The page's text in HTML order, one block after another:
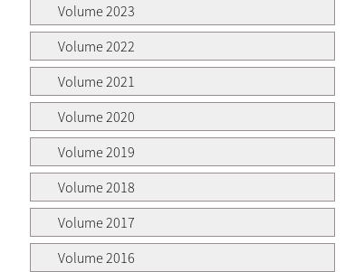
Volume 2023
Volume 2022
Volume 2021
Volume 2020
Volume 2019
Volume 2018
Volume 2017
Volume 2016